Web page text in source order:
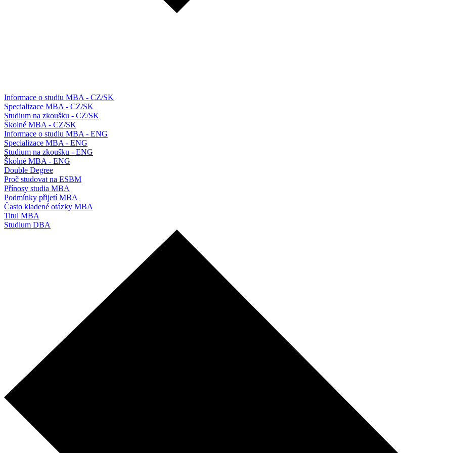
Informace o studiu MBA - CZ/SK
Specializace MBA - CZ/SK
Studium na zkoušku - CZ/SK
Školné MBA - CZ/SK
Informace o studiu MBA - ENG
Specializace MBA - ENG
Studium na zkoušku - ENG
Školné MBA - ENG
Double Degree
Proč studovat na ESBM
Přínosy studia MBA
Podmínky přijetí MBA
Často kladené otázky MBA
Titul MBA
Studium DBA